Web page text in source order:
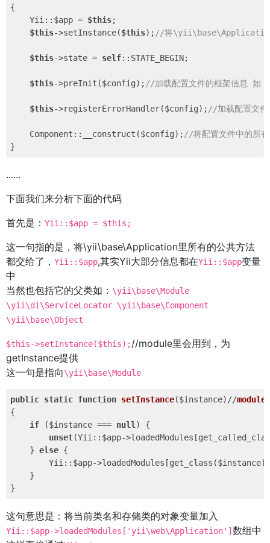
{
    Yii::$app =
$this;
$this->setInstance($this); //将\yii\base\Application
$this->state = self::STATE_BEGIN;
$this->preInit($config); //加载配置文件的框架信息 如
$this->registerErrorHandler($config); //加载配置文件
    Component::__construct($config);
//将配置文件中的所
......
下面我们来分析下面的代码
首先是： Yii::$app = $this;
这一句指的是，将\yii\base\Application里所有的公共方法
都交给了， Yii::$app,其实Yii大部分信息都在Yii::$app变量
中
当然也包括它的父类如： \yii\base\Module
\yii\di\ServiceLocator \yii\base\Component
\yii\base\Object
$this->setInstance($this);//module里会用到，为
getInstance提供
这一句是指向\yii\base\Module
public static function setInstance($instance) //module
{
if ($instance === null ) {
unset(Yii::$app-
    }
else {
Yii::$app-
    }
这句意思是：将当前类名和存储类的对象变量加入
Yii::$app->loadedModules['yii\web\Application'] 数组中